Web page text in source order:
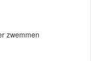
zwemmen